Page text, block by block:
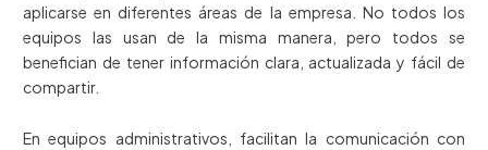
aplicarse en diferentes áreas de la empresa. No todos los
equipos las usan de la misma manera, pero todos se
benefician de tener información clara, actualizada y fácil de
compartir.
En equipos administrativos, facilitan la comunicación con